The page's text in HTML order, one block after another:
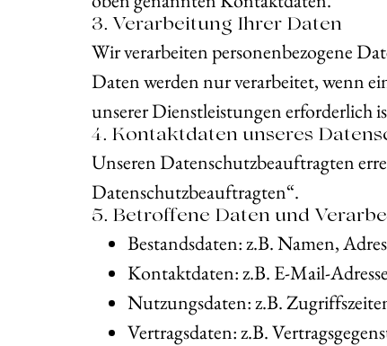
3. Verarbeitung Ihrer Daten
Wir verarbeiten personenbezogene
Daten werden nur verarbeitet, wenn
unserer Dienstleistungen erforderlich
4. Kontaktdaten unseres
Unseren Datenschutzbeauftragten
Datenschutzbeauftragten“.
5. Betroffene Daten und
Bestandsdaten: z.B. Namen,
Kontaktdaten: z.B. E-Mail-
Nutzungsdaten: z.B.
Vertragsdaten: z.B.